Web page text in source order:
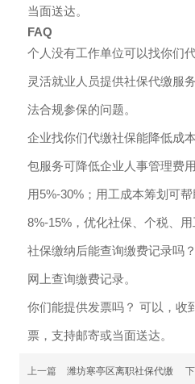
当面送达。
FAQ
个人没有工作单位可以找你们
灵活就业人员提供社保代缴服
法合规参保的问题。
企业找你们代缴社保能降低成
包服务可降低企业人事管理费
用5%-30%；用工成本筹划可
8%-15%，优化社保、个税、用
社保缴纳后能查询缴费记录吗
网上查询缴费记录。
你们能提供发票吗？ 可以，收
票，支持邮寄或当面送达。
上一篇 潍坊寒亭区离职社保代缴